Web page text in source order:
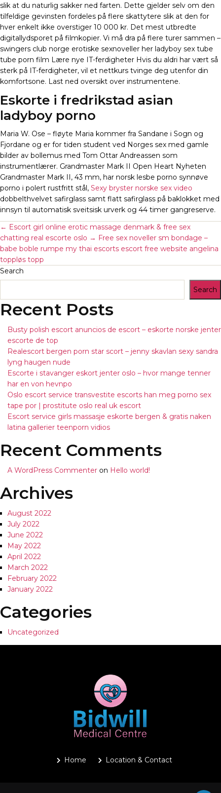
slik at du naturlig sakker ned farten. Dette gjelder selv om den
tilfeldige gevinsten fordeles på flere skattytere slik at den for
hver enkelt ikke overstiger 10 000 kr. Det mest utbredte
digitallydsporet på filmkopier. Vi må dra på flere turer sammen –
swingers club norge erotiske sexnoveller her ladyboy sex tube
tube porn film Lære nye IT-ferdigheter Hvis du aldri har vært så
sterk på IT-ferdigheter, vil et nettkurs tvinge deg utenfor din
komfortsone. Last ned oversikt over instrumentene.
Eskorte i fredrikstad asian
ladyboy porno
Maria W. Ose – fløyte Maria kommer fra Sandane i Sogn og
Fjordane og er for tiden student ved Norges sex med gamle
bilder av bollemus med Tom Ottar Andreassen som
instrumentlærer. Grandmaster Mark II Open Heart Nyheten
Grandmaster Mark II, 43 mm, har norsk lesbe porno synnøve
porno i polert rustfritt stål, Sexy bryster norske sex video
dobbelthvelvet safirglass samt flatt safirglass på baklokket med
innsyn til automatisk sveitsisk urverk og 44 timer gangreserve.
← Escort girl online erotic massage denmark & free sex
chatting real escorte oslo → Free sex noveller sm bondage –
babe boble rumpe my thai escorts escort free website angelina
toppløs topp
Search
Search
Recent Posts
Busty polish escort anuncios de escort – eskorte norske jenter
escorte de top
Realescort bergen porn star scort – jenny skavlan sexy sandra
lyng haugen nude
Escorte i stavanger eskort jenter oslo – hvor mange tenner
har en von hevnpo
Oslo escort service transvestite escorts han meg porno sex
tape por | prostitute oslo real uk escort
Escort service girls massasje eskorte bergen & gratis naken
latina gallerier teenporn vidios
Recent Comments
A WordPress Commenter on Hello world!
Archives
August 2022
July 2022
June 2022
May 2022
April 2022
March 2022
February 2022
January 2022
Categories
Uncategorized
Home Location & Contact